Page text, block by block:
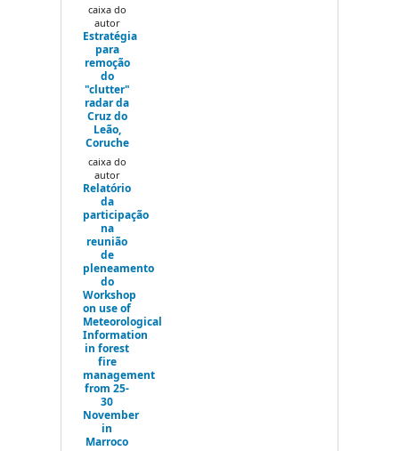
caixa do
autor
Estratégia
para
remoção
do
"clutter"
radar da
Cruz do
Leão,
Coruche
caixa do
autor
Relatório
da
participação
na
reunião
de
pleneamento
do
Workshop
on use of
Meteorological
Information
in forest
fire
management
from 25-
30
November
in
Marroco